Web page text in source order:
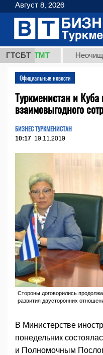
ГТСБТ
ТМТ Неочищенная
Официальные новости
Туркменистан и
взаимовыгодного
БИЗНЕС ТУРКМЕНИСТАН
10:17 19.11.2019
Стороны договорились
развития двусторонних
В Министерстве
понедельник
и Полномочным
Август 8, 2026